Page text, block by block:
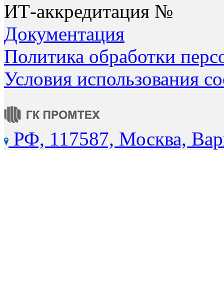
ИТ-аккредитация №
Документация
Политика обработки
Условия использования
РФ, 117587, Москва,